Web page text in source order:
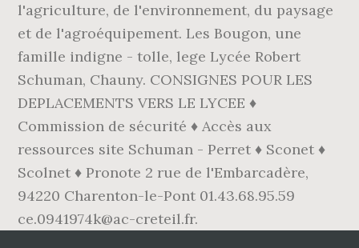
l'agriculture, de l'environnement, du paysage
et de l'agroéquipement. Les Bougon, une
famille indigne - tolle, lege Lycée Robert
Schuman, Chauny. CONSIGNES POUR LES
DEPLACEMENTS VERS LE LYCEE ♦
Commission de sécurité ♦ Accès aux
ressources site Schuman - Perret ♦ Sconet ♦
Scolnet ♦ Pronote 2 rue de l'Embarcadère,
94220 Charenton-le-Pont 01.43.68.95.59
ce.0941974k@ac-creteil.fr.